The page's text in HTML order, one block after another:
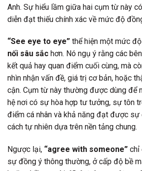
Anh. Sự hiểu lầm giữa hai cụm từ này
diễn đạt thiếu chính xác về mức độ
“See eye to eye” thể hiện một mức độ
nối sâu sắc hơn. Nó ngụ ý rằng các
kết quả hay quan điểm cuối cùng, mà
nhìn nhận vấn đề, giá trị cơ bản, hoặc
cận. Cụm từ này thường được dùng để
hệ nơi có sự hòa hợp tư tưởng, sự tôn
điểm cá nhân và khả năng đạt được
cách tự nhiên dựa trên nền tảng chung.
Ngược lại, “agree with someone” chỉ
sự đồng ý thông thường, ở cấp độ bề